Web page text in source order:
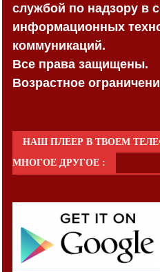
службой по надзору в
информационных
коммуникаций.
Все права защищены.
Возрастное
НАШ ПЛЕЕР В ТВОЕМ
МНОГОЕ ДРУГОЕ :